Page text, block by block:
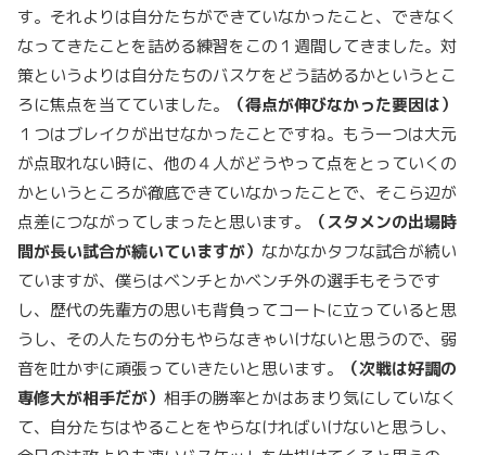
す。それよりは自分たちができていなかったこと、できなく
なってきたことを詰める練習をこの１週間してきました。対
策というよりは自分たちのバスケをどう詰めるかというとこ
ろに焦点を当てていました。
（得点が伸びなかった要因は）
１つはブレイクが出せなかったことですね。もう一つは大元
が点取れない時に、他の４人がどうやって点をとっていくの
かというところが徹底できていなかったことで、そこら辺が
点差につながってしまったと思います。
（スタメンの出場時
間が長い試合が続いていますが） なかなかタフな試合が続い
ていますが、僕らはベンチとかベンチ外の選手もそうです
し、歴代の先輩方の思いも背負ってコートに立っていると思
うし、その人たちの分もやらなきゃいけないと思うので、弱
音を吐かずに頑張っていきたいと思います。
（次戦は好調の
専修大が相手だが） 相手の勝率とかはあまり気にしていなく
て、自分たちはやることをやらなければいけないと思うし、